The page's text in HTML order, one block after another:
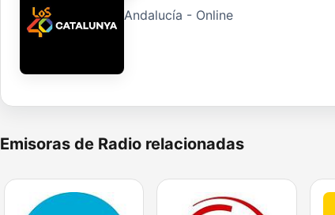
Andalucía - Online
Emisoras de Radio relacionadas